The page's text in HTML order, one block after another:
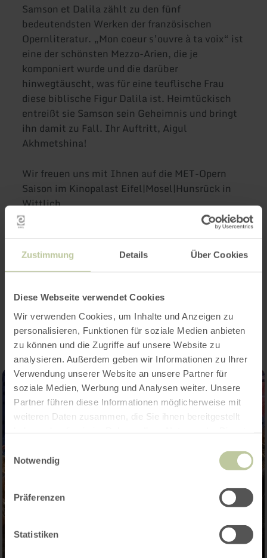
Zustimmung Details Über Cookies
Diese Webseite verwendet Cookies
Wir verwenden Cookies, um Inhalte und Anzeigen zu
personalisieren, Funktionen für soziale Medien anbieten
zu können und die Zugriffe auf unsere Website zu
analysieren. Außerdem geben wir Informationen zu Ihrer
Verwendung unserer Website an unsere Partner für
soziale Medien, Werbung und Analysen weiter. Unsere
Partner führen diese Informationen möglicherweise mit
weiteren Daten zusammen, die Sie ihnen bereitgestellt
Einwilligungsauswahl
Notwendig
Präferenzen
Statistiken
Samson et Dalila zählt zu den fünf
bedeutendsten Werken der französischen
Opernliteratur. „Mon coeur s’ouvre à ta voix“ ist
eine der schönsten Mezzo-Arien, die je
komponiert wurde und die darüber
hinwegtäuscht, was für eine teuflische Frau
diese biblische Figur Dalila ist. Heimtückisch
entreißt sie Samson sein Geheimnis und bringt
ihn damit zu Fall. Ihr Auftritt, Aigul
Akhmetshina!
Wir freuen uns mit Ihnen auf die MET-Opern
Saison im Kinopalast Eifel|Mosel|Hunsrück in
Wittlich.
www.kinopalast.info/events-wittlichoder Tel.
06571 - 956 2660
Impressionen